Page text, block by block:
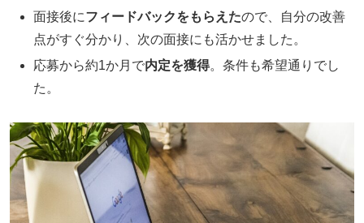
面接後にフィードバックをもらえたので、自分の改善
点がすぐ分かり、次の面接にも活かせました。
応募から約1か月で内定を獲得。条件も希望通りでし
た。